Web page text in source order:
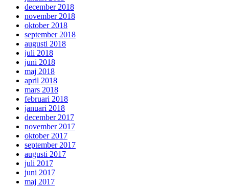
december 2018
november 2018
oktober 2018
september 2018
augusti 2018
juli 2018
juni 2018
maj 2018
april 2018
mars 2018
februari 2018
januari 2018
december 2017
november 2017
oktober 2017
september 2017
augusti 2017
juli 2017
juni 2017
maj 2017